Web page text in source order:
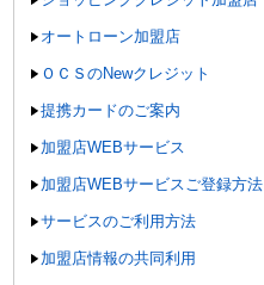
オートローン加盟店
ＯＣＳのNewクレジット
提携カードのご案内
加盟店WEBサービス
加盟店WEBサービスご登録方法
サービスのご利用方法
加盟店情報の共同利用